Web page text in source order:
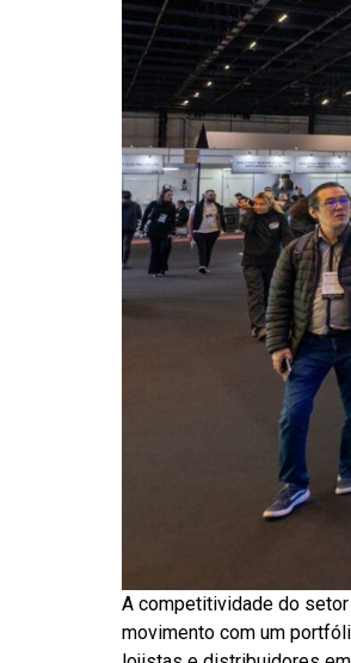
A competitividade do
movimento com um